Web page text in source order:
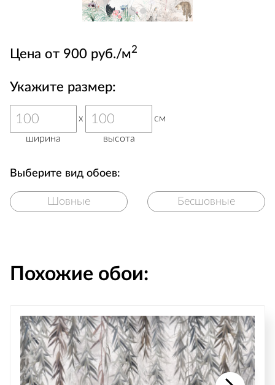
Цена от 900 руб./м2
Укажите размер:
ширина
x
высота
см
Выберите вид обоев:
Шовные Бесшовные
Похожие обои: